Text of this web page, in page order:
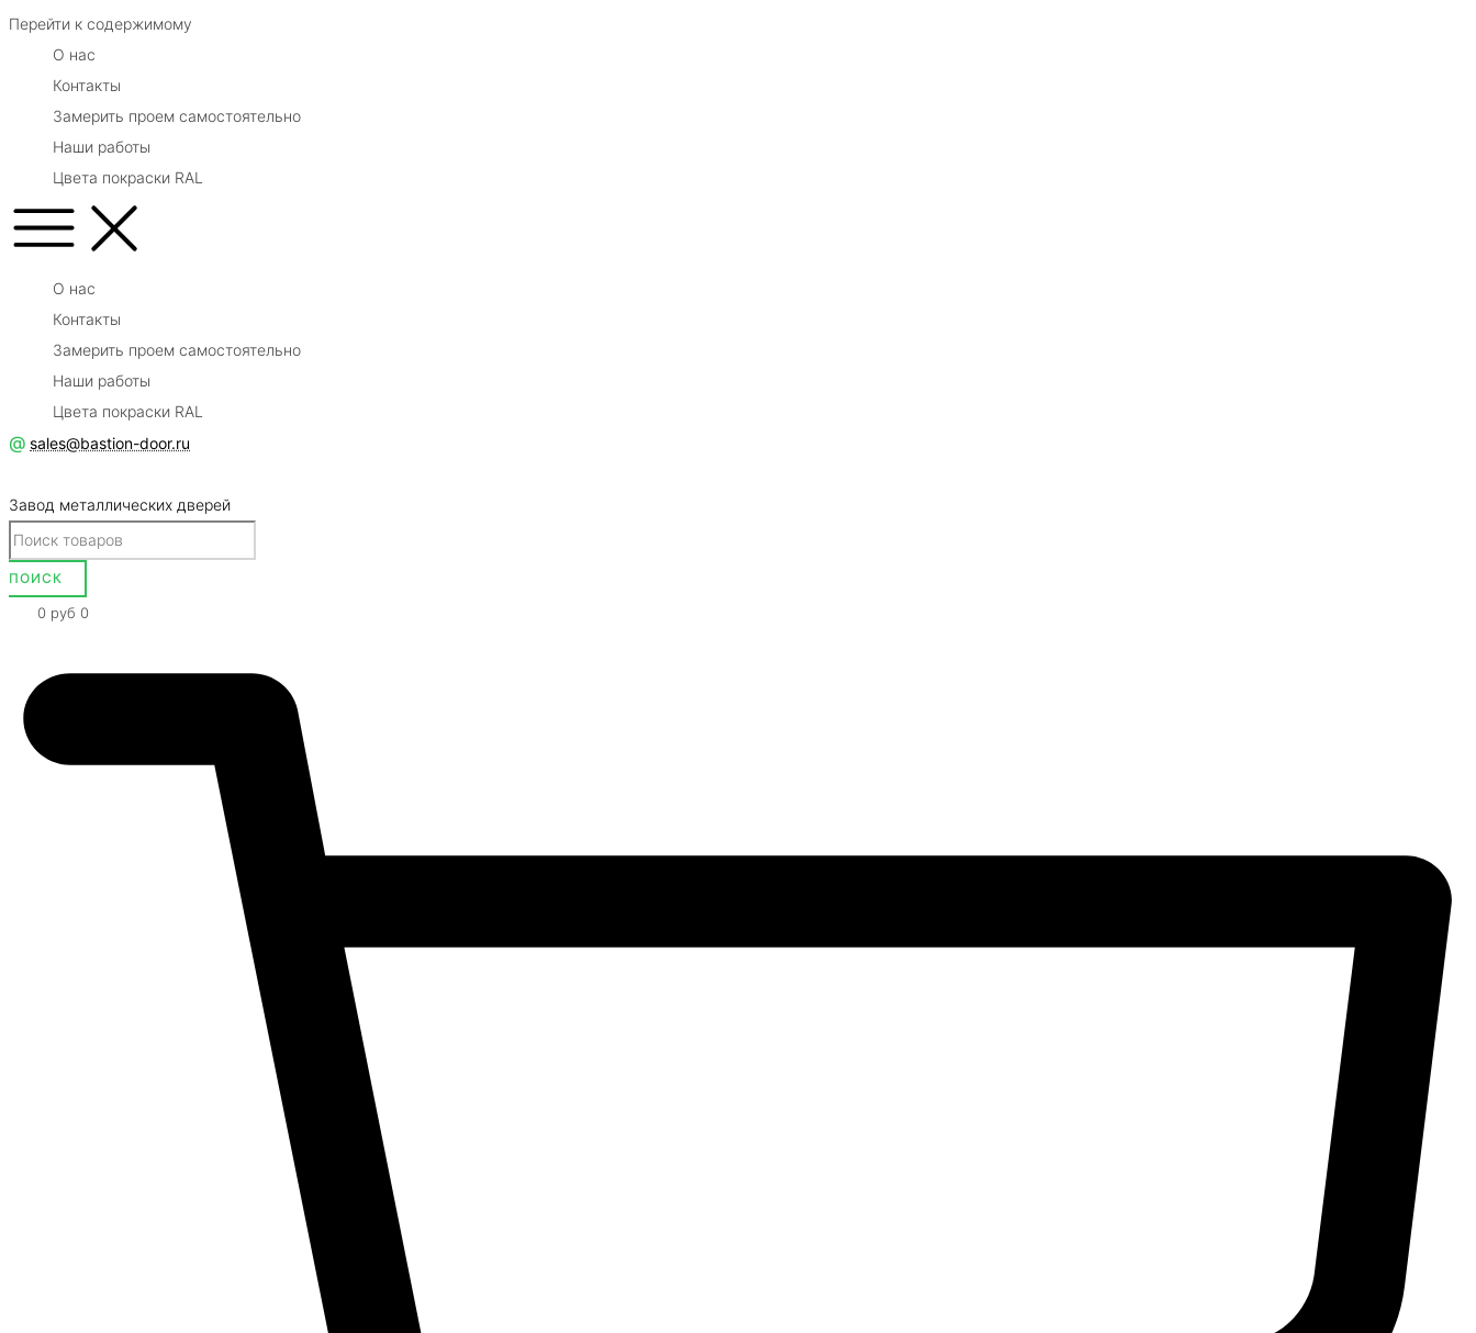
Перейти к содержимому
О нас
Контакты
Замерить проем самостоятельно
Наши работы
Цвета покраски RAL
О нас
Контакты
Замерить проем самостоятельно
Наши работы
Цвета покраски RAL
@ sales@bastion-door.ru
Завод металлических дверей
0 руб 0